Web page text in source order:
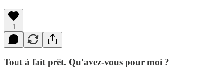
1
Tout à fait prêt. Qu'avez-vous pour moi ?